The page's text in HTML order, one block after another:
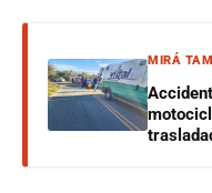
MIRÁ